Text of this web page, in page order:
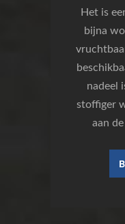
Het is
bijna
nadeel
stoffiger
aan